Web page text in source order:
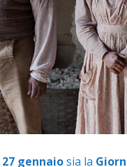
27 gennaiosia la